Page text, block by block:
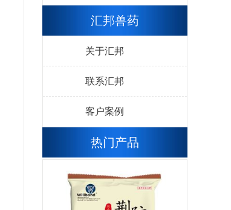
汇邦兽药
关于汇邦
联系汇邦
客户案例
热门产品